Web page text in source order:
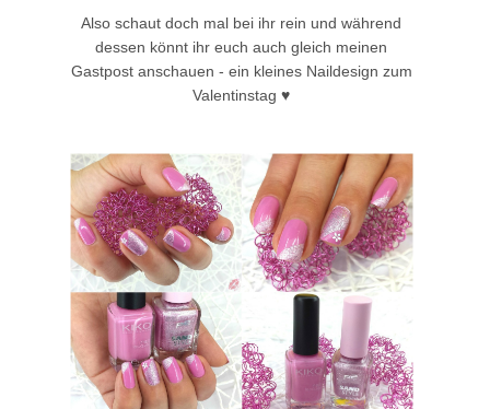
Also schaut doch mal bei ihr rein und während
dessen könnt ihr euch auch gleich meinen
Gastpost anschauen - ein kleines Naildesign zum
Valentinstag ♥